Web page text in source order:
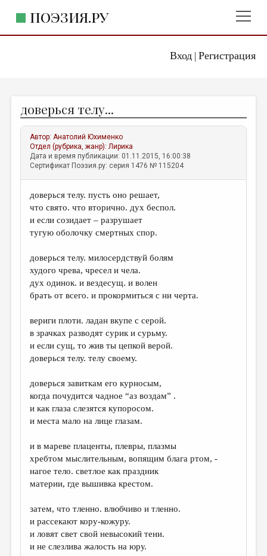
Вход| Регистрация
ПОЭЗИЯ.РУ
ЖАНРЫ
АВТОРЫ
КОММЕНТАРИИ
ЛИТСАЛОН
НОВОСТИ
ПРАВИЛА САЙТА
ИЗБРАННОЕ
ДАЙДЖЕСТ
ПЕРЕВОДЫ
КОНКУРСЫ
КНИЖНАЯ ПОЛКА
ОБЗОР ЛИТЕРАТУРЫ
ОБЪЯВЛЕНИЯ
ОТ РЕДАКЦИИ
МАЛАЯ ПРОЗА
доверься телу...
Автор:Анатолий Юхименко
Отдел (рубрика, жанр):Лирика
Дата и время публикации: 01.11.2015, 16:00:38
Сертификат Поэзия.ру: серия 1476 № 115204
доверься телу. пусть оно решает,
что свято. что вторично. дух беспол.
и если созидает – разрушает
тугую оболочку смертных спор.
доверься телу. милосердствуй болям
худого чрева, чресел и чела.
дух одинок. и вездесущ. и волен
брать от всего. и прокормиться с ни черта.
вериги плоти. ладан вкупе с серой.
в зрачках разводят сурик и сурьму.
и если сущ, то жив ты цепкой верой.
доверься телу. телу своему.
доверься завиткам его курносым,
когда почудится чадное “аз воздам” .
и как глаза слезятся купоросом.
и места мало на лице глазам.
и в мареве плаценты, плевры, плазмы
хребтом мыслительным, вопящим блага ртом, -
нагое тело. светлое как праздник
материи, где вышивка крестом.
затем, что тленно. влюбчиво и тленно.
и рассекают кору-кожуру.
и ловят свет свой невысокий тени.
и не слезлива жалость на юру.